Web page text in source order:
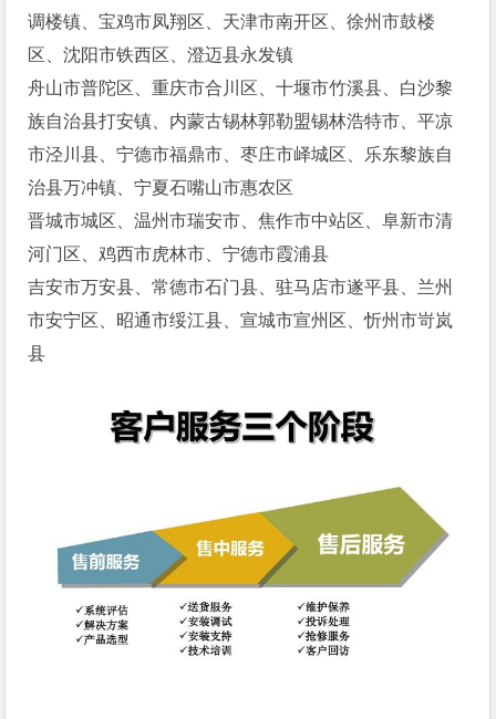
调楼镇、宝鸡市凤翔区、天津市南开区、徐州市鼓楼
区、沈阳市铁西区、澄迈县永发镇
舟山市普陀区、重庆市合川区、十堰市竹溪县、白沙黎
族自治县打安镇、内蒙古锡林郭勒盟锡林浩特市、平凉
市泾川县、宁德市福鼎市、枣庄市峄城区、乐东黎族自
治县万冲镇、宁夏石嘴山市惠农区
晋城市城区、温州市瑞安市、焦作市中站区、阜新市清
河门区、鸡西市虎林市、宁德市霞浦县
吉安市万安县、常德市石门县、驻马店市遂平县、兰州
市安宁区、昭通市绥江县、宣城市宣州区、忻州市岢岚
县